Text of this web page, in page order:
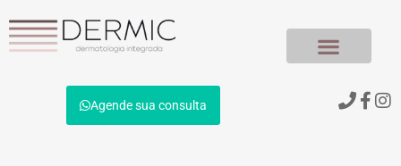
Agende sua consulta